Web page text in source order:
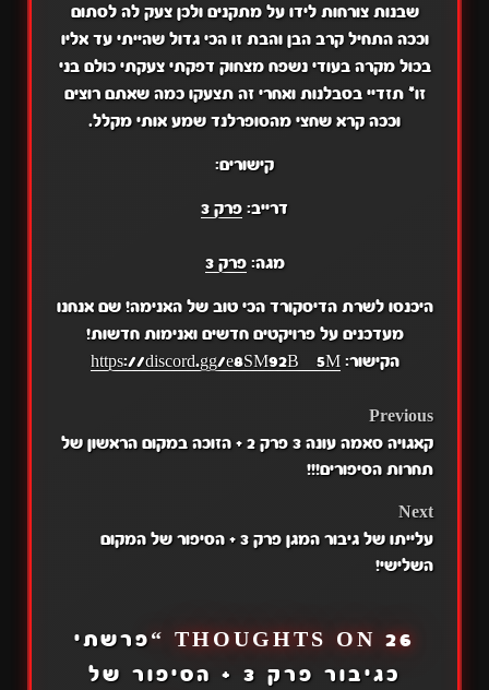
שבנות צורחות לידו על מתקנים ולכן צעק לה לסתום
וככה התחיל קרב הבן והבת זו הכי גדול שהייתי עד אליו
בכול מקרה בעודי נשפח מצחוק דפקתי צעקתי כולם בני
זו* תזדיי בסבלנות ואחרי זה תצעקו כמה שאתם רוצים
וככה קרא שחצי מהסופרלנד שמע אותי מקלל.
קישורים:
דרייב: פרק 3
מגה:פרק 3
היכנסו לשרת הדיסקורד הכי טוב של האנימה! שם אנחנו
מעדכנים על פרויקטים חדשים ואנימות חדשות!
הקישור:https://discord.gg/e8SM92BZ5M
POST
NAVIGATION
Previous
קאגויה סאמה עונה 3 פרק 2 + הזוכה במקום הראשון של
תחרות הסיפורים!!!
Next
עלייתו של גיבור המגן פרק 3 + הסיפור של המקום
השלישי!
26 THOUGHTS ON “
פרשתי
כגיבור פרק 3 + הסיפור של